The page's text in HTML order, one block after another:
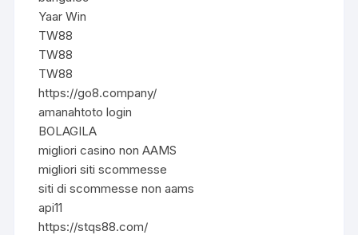
Yaar Win
TW88
TW88
TW88
https://go8.company/
amanahtoto login
BOLAGILA
migliori casino non AAMS
migliori siti scommesse
siti di scommesse non aams
api11
https://stqs88.com/